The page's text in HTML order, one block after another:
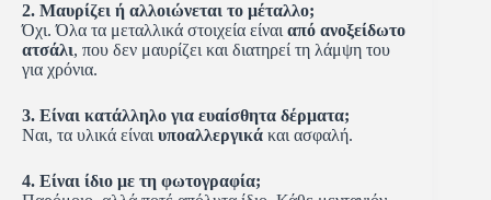
2. Μαυρίζει ή αλλοιώνεται το μέταλλο;
Όχι. Όλα τα μεταλλικά στοιχεία είναι από ανοξείδωτο
ατσάλι, που δεν μαυρίζει και διατηρεί τη λάμψη του
για χρόνια.
3. Είναι κατάλληλο για ευαίσθητα δέρματα;
Ναι, τα υλικά είναι υποαλλεργικά και ασφαλή.
4. Είναι ίδιο με τη φωτογραφία;